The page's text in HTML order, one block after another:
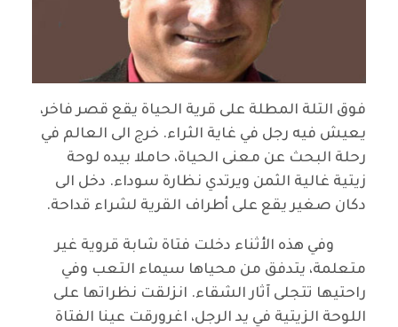
فوق التلة المطلة على قرية الحياة يقع قصر فاخر،
يعيش فيه رجل في غاية الثراء. خرج الى العالم في
رحلة البحث عن معنى الحياة، حاملا بيده لوحة
زيتية غالية الثمن ويرتدي نظارة سوداء. دخل الى
دكان صغير يقع على أطراف القرية لشراء قداحة.
وفي هذه الأثناء دخلت فتاة شابة قروية غير
متعلمة، يتدفق من محياها سيماء التعب وفي
راحتيها تتجلى آثار الشقاء. انزلقت نظراتها على
اللوحة الزيتية في يد الرجل، اغرورقت عينا الفتاة